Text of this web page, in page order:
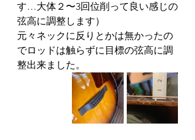
す…大体２〜3回位削って良い感じの
弦高に調整します）
元々ネックに反りとかは無かったの
でロッドは触らずに目標の弦高に調
整出来ました。